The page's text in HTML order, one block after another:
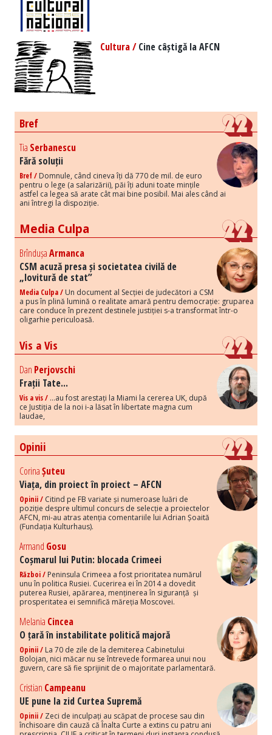
Cultura /Cine câștigă la AFCN
Bref
Tia Serbanescu
Fără soluții
Bref / Domnule, când cineva îți dă 770 de mil. de euro
pentru o lege (a salarizării), păi îți aduni toate mințile
astfel ca legea să arate cât mai bine posibil. Mai ales când ai
ani întregi la dispoziție.
Media Culpa
BrîndușaArmanca
CSM acuză presa și societatea civilă de
„lovitură de stat”
Media Culpa / Un document al Secției de judecători a CSM
a pus în plină lumină o realitate amară pentru democrație: gruparea
care conduce în prezent destinele justiției s-a transformat într-o
oligarhie periculoasă.
Vis a Vis
Dan Perjovschi
Frații Tate...
Vis a vis / ...au fost arestați la Miami la cererea UK, după
ce Justiția de la noi i-a lăsat în libertate magna cum
laudae,
Opinii
CorinaȘuteu
Viața, din proiect în proiect – AFCN
Opinii / Citind pe FB variate și numeroase luări de
poziție despre ultimul concurs de selecție a proiectelor
AFCN, mi-au atras atenția comentariile lui Adrian Șoaită
(Fundația Kulturhaus).
Armand Gosu
Coșmarul lui Putin: blocada Crimeei
Război / Peninsula Crimeea a fost prioritatea numărul
unu în politica Rusiei. Cucerirea ei în 2014 a dovedit
puterea Rusiei, apărarea, menținerea în siguranță și
prosperitatea ei semnifică măreția Moscovei.
Melania Cincea
O țară în instabilitate politică majoră
Opinii / La 70 de zile de la demiterea Cabinetului
Bolojan, nici măcar nu se întrevede formarea unui nou
guvern, care să fie sprijinit de o majoritate parlamentară.
Cristian Campeanu
UE pune la zid Curtea Supremă
Opinii / Zeci de inculpați au scăpat de procese sau din
închisoare din cauză că Înalta Curte a extins cu patru ani